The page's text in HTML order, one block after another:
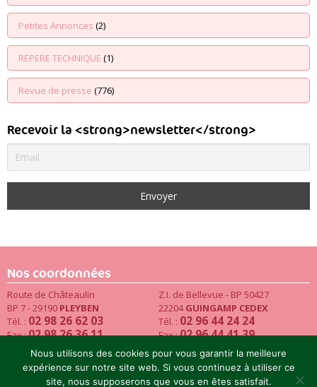
Petites Annonces (2)
REPERE TECHNIQUE (1)
Revue de presse (776)
Recevoir la <strong>newsletter</strong>
Nos coordonnées
Route de Châteaulin
BP 7 - 29190 PLEYBEN
Tél. : 02 98 26 62 03
Fax :02 98 26 36 11
Email
Z.I. de Bellevue - BP 50427
22204GUINGAMP CEDEX
Tél. : 02 96 44 24 24
Fax :02 96 44 41 39
Nous utilisons des cookies pour vous garantir la meilleure
expérience sur notre site web. Si vous continuez à utiliser ce
site, nous supposerons que vous en êtes satisfait.